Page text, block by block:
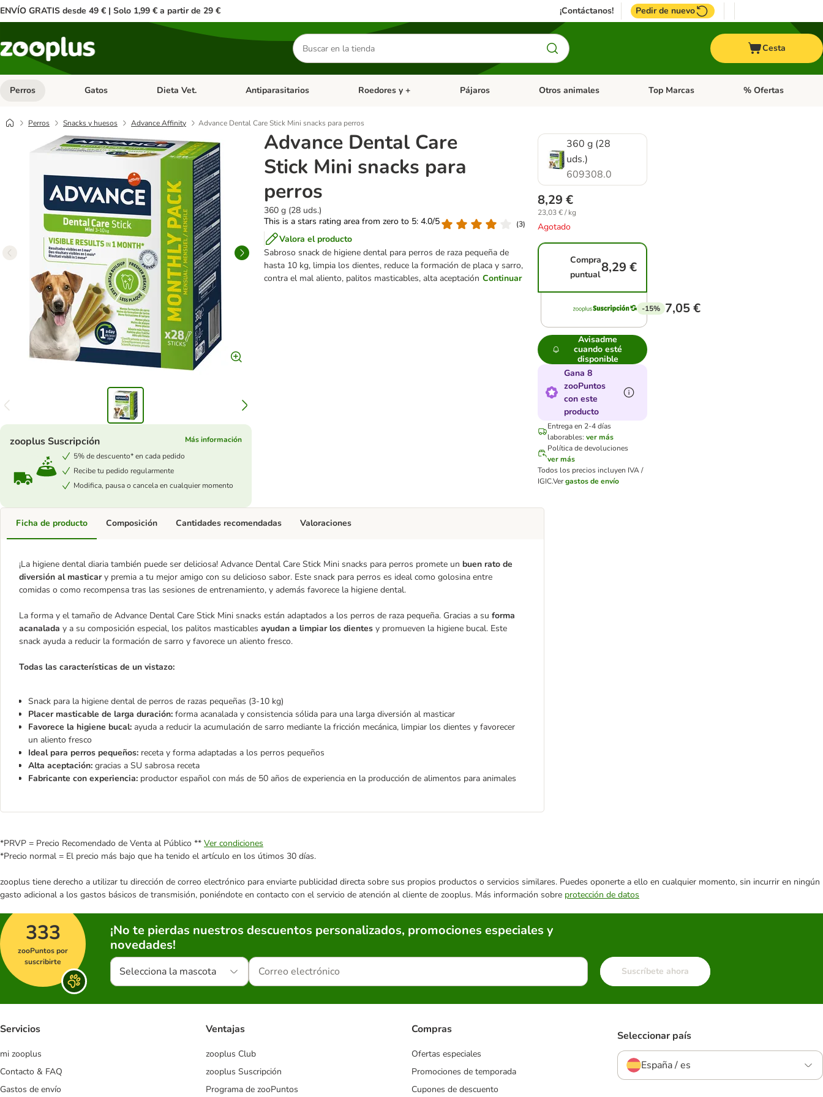
ENVÍO GRATIS desde 49 € | Solo 1,99 € a partir de 29 € ¡Contáctanos! Pedir de nuevo
Buscar
productos
Cesta
Perros Menú de categoria abierto: Perros
Gatos Menú de categoria abierto: Gatos
Dieta Vet. Menú de categoria abierto: Dieta Vet.
Antiparasitarios Menú de categoria abierto: Antiparasitarios
Roedores y + Menú de categoria abierto: Roedores y +
Pájaros Menú de categoria abierto: Pájaros
Otros animales Menú de categoria abierto: Otros animales
Top Marcas Menú de categoria
% Ofertas
Perros Snacks y huesos Advance Affinity Advance Dental Care Stick Mini snacks para perros
Advance Dental Care
Stick Mini snacks para
perros
360 g (28 uds.)
This is a stars rating area from zero to 5: 4.0/5
(3)
Valora el producto
Sabroso snack de higiene dental para perros de raza pequeña de
hasta 10 kg, limpia los dientes, reduce la formación de placa y sarro,
contra el mal aliento, palitos masticables, alta aceptación Continuar
zooplus Suscripción
Más información
5% de descuento* en cada pedido
Recibe tu pedido regularmente
Modifica, pausa o cancela en cualquier momento
360 g (28
uds.)
609308.0
8,29 €
23,03 € / kg
Agotado
Compra
puntual8,29 €
-15% 7,05 €
Avisadme
cuando esté
disponible
Gana 8
zooPuntos
con este
producto
Entrega en 2-4 días
laborables: ver más
Política de devoluciones
ver más
Todos los precios incluyen IVA /
IGIC.Vergastos de envío
Ficha de producto
¡La higiene dental diaria también puede ser deliciosa! Advance Dental Care Stick Mini snacks para perros promete un buen rato de
diversión al masticary premia a tu mejor amigo con su delicioso sabor. Este snack para perros es ideal como golosina entre
comidas o como recompensa tras las sesiones de entrenamiento, y además favorece la higiene dental.
La forma y el tamaño de Advance Dental Care Stick Mini snacks están adaptados a los perros de raza pequeña. Gracias a su forma
acanalada y a su composición especial, los palitos masticables ayudan a limpiar los dientes y promueven la higiene bucal. Este
snack ayuda a reducir la formación de sarro y favorece un aliento fresco.
Todas las características de un vistazo:
Snack para la higiene dental de perros de razas pequeñas (3-10 kg)
Placer masticable de larga duración: forma acanalada y consistencia sólida para una larga diversión al masticar
Favorece la higiene bucal: ayuda a reducir la acumulación de sarro mediante la fricción mecánica, limpiar los dientes y favorecer
un aliento fresco
Ideal para perros pequeños: receta y forma adaptadas a los perros pequeños
Alta aceptación: gracias a SU sabrosa receta
Fabricante con experiencia: productor español con más de 50 años de experiencia en la producción de alimentos para animales
Composición Cantidades recomendadas Valoraciones
*PRVP = Precio Recomendado de Venta al Público ** Ver condiciones
*Precio normal = El precio más bajo que ha tenido el artículo en los útimos 30 días.
zooplus tiene derecho a utilizar tu dirección de correo electrónico para enviarte publicidad directa sobre sus propios productos o servicios similares. Puedes oponerte a ello en cualquier momento, sin incurrir en ningún
gasto adicional a los gastos básicos de transmisión, poniéndote en contacto con el servicio de atención al cliente de zooplus. Más información sobre protección de datos
333
zooPuntos por
suscribirte
¡No te pierdas nuestros descuentos personalizados, promociones especiales y
novedades!
Selecciona la mascota Suscríbete ahora
Servicios
mi zooplus
Contacto & FAQ
Gastos de envío
Ventajas
zooplus Club
zooplus Suscripción
Programa de zooPuntos
Compras
Ofertas especiales
Promociones de temporada
Cupones de descuento
Seleccionar país
España / es